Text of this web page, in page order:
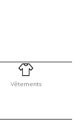
Vêtements